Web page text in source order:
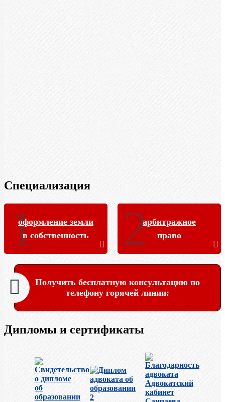
Специализация
оформление земли
в собственность
арбитражное
право
Получить бесплатную консультацию по
телефону горячей линии:
Дипломы и сертификаты